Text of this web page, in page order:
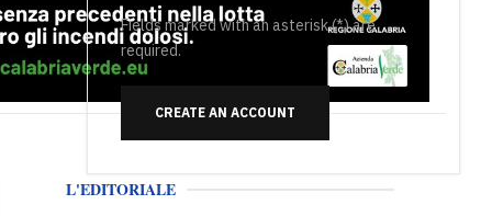
Fields marked with an asterisk (*) are
required.
CREATE AN ACCOUNT
L'EDITORIALE